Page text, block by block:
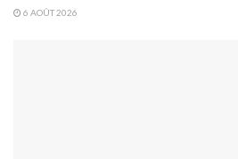
6 AOÛT 2026